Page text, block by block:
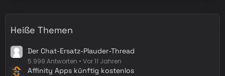
Heiße Themen
Der Chat-Ersatz-Plauder-Thread
5.999 Antworten Vor 11 Jahren
Affinity Apps künftig kostenlos